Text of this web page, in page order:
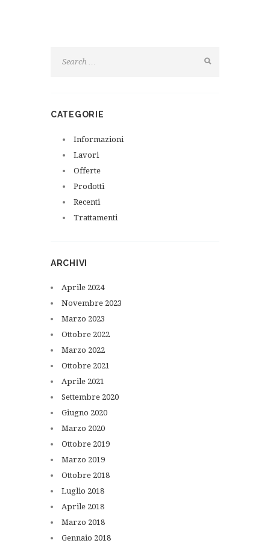
CATEGORIE
Informazioni
Lavori
Offerte
Prodotti
Recenti
Trattamenti
ARCHIVI
Aprile 2024
Novembre 2023
Marzo 2023
Ottobre 2022
Marzo 2022
Ottobre 2021
Aprile 2021
Settembre 2020
Giugno 2020
Marzo 2020
Ottobre 2019
Marzo 2019
Ottobre 2018
Luglio 2018
Aprile 2018
Marzo 2018
Gennaio 2018